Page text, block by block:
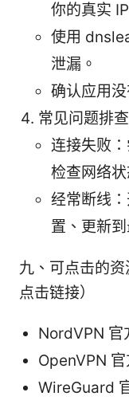
你的真实
使用
泄漏。
确认应用
常见问题排查
连接失败
检查网络状
经常断线
置、更新
九、可点击的
点击链接）
NordVPN
OpenVPN
WireGuard